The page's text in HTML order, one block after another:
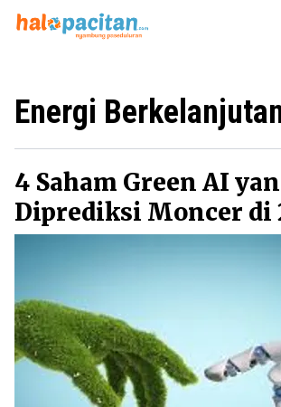
Home
Energi
4 Saham Green AI
Diprediksi Moncer di